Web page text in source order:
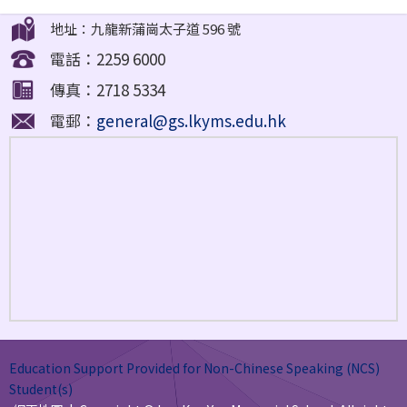
地址：九龍新蒲崗太子道 596 號
電話：2259 6000
傳真：2718 5334
電郵： general@gs.lkyms.edu.hk
Education Support Provided for Non-Chinese Speaking (NCS)
Student(s)